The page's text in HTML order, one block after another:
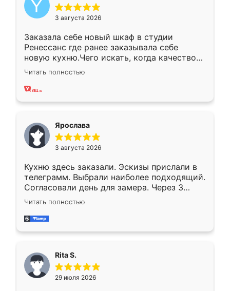
3 августа 2026
Заказала себе новый шкаф в студии
Ренессанс где ранее заказывала себе
новую кухню.Чего искать, когда качеством
вполне довольна. Служит кухня уже почти
два года, нареканий нет.
Читать полностью
Ярослава
3 августа 2026
Кухню здесь заказали. Эскизы прислали в
телеграмм. Выбрали наиболее подходящий.
Согласовали день для замера. Через 3
недели кухня была уже готова. Остались
довольны работой. Спасибо Ренессанс
мебель за качественную работу!
Читать полностью
Rita S.
29 июля 2026